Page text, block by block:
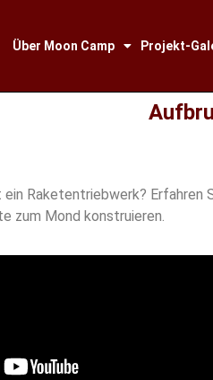
Über Moon Camp Projekt-
Raketentriebwerk? Erfahren
zum Mond konstruieren.